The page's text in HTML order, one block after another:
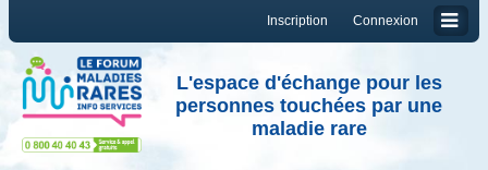
Connexion
Inscription
L'espace d'échange pour les
personnes touchées par une
maladie rare